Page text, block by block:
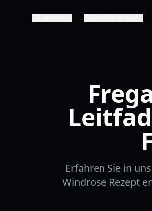
Erfahren Sie in
Windrose Rezept